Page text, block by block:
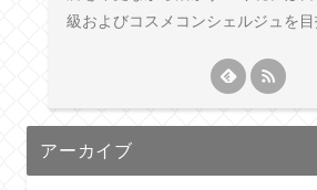
級およびコスメコンシェルジュを目
アーカイブ